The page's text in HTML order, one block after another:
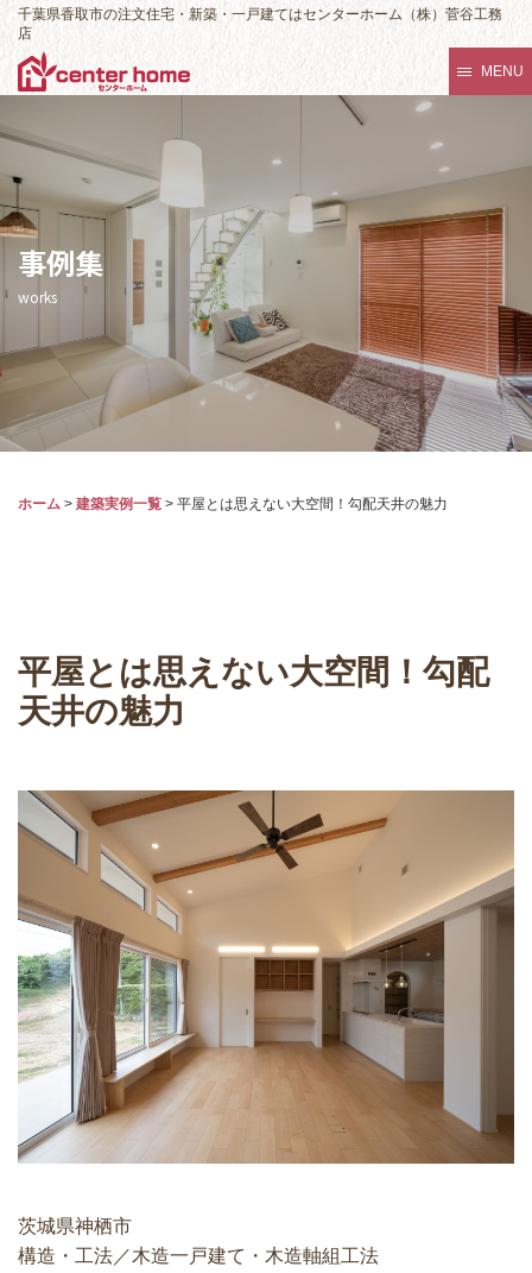
千葉県香取市の注文住宅・新築・一戸建てはセンターホーム（株）菅谷工務
店
MENU
事例集
works
ホーム > 建築実例一覧 > 平屋とは思えない大空間！勾配天井の魅力
平屋とは思えない大空間！勾配
天井の魅力
茨城県神栖市
構造・工法／木造一戸建て・木造軸組工法